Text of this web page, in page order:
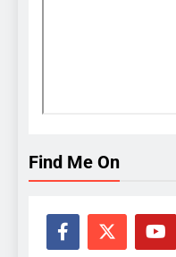
Find Me On